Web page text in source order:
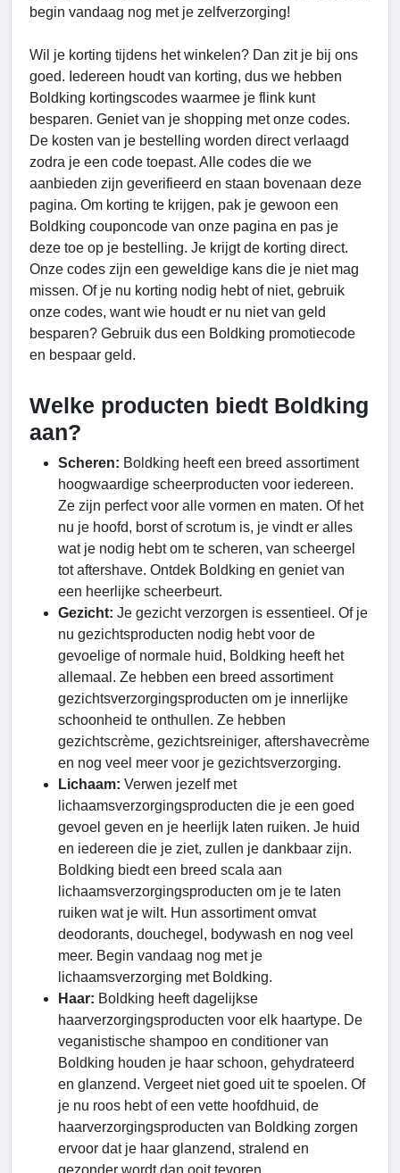
begin vandaag nog met je zelfverzorging!
Wil je korting tijdens het winkelen? Dan zit je bij ons
goed. Iedereen houdt van korting, dus we hebben
Boldking kortingscodes waarmee je flink kunt
besparen. Geniet van je shopping met onze codes.
De kosten van je bestelling worden direct verlaagd
zodra je een code toepast. Alle codes die we
aanbieden zijn geverifieerd en staan ​​bovenaan deze
pagina. Om korting te krijgen, pak je gewoon een
Boldking couponcode van onze pagina en pas je
deze toe op je bestelling. Je krijgt de korting direct.
Onze codes zijn een geweldige kans die je niet mag
missen. Of je nu korting nodig hebt of niet, gebruik
onze codes, want wie houdt er nu niet van geld
besparen? Gebruik dus een Boldking promotiecode
en bespaar geld.
Welke producten biedt Boldking
aan?
Scheren: Boldking heeft een breed assortiment
hoogwaardige scheerproducten voor iedereen.
Ze zijn perfect voor alle vormen en maten. Of het
nu je hoofd, borst of scrotum is, je vindt er alles
wat je nodig hebt om te scheren, van scheergel
tot aftershave. Ontdek Boldking en geniet van
een heerlijke scheerbeurt.
Gezicht: Je gezicht verzorgen is essentieel. Of je
nu gezichtsproducten nodig hebt voor de
gevoelige of normale huid, Boldking heeft het
allemaal. Ze hebben een breed assortiment
gezichtsverzorgingsproducten om je innerlijke
schoonheid te onthullen. Ze hebben
gezichtscrème, gezichtsreiniger, aftershavecrème
en nog veel meer voor je gezichtsverzorging.
Lichaam: Verwen jezelf met
lichaamsverzorgingsproducten die je een goed
gevoel geven en je heerlijk laten ruiken. Je huid
en iedereen die je ziet, zullen je dankbaar zijn.
Boldking biedt een breed scala aan
lichaamsverzorgingsproducten om je te laten
ruiken wat je wilt. Hun assortiment omvat
deodorants, douchegel, bodywash en nog veel
meer. Begin vandaag nog met je
lichaamsverzorging met Boldking.
Haar: Boldking heeft dagelijkse
haarverzorgingsproducten voor elk haartype. De
veganistische shampoo en conditioner van
Boldking houden je haar schoon, gehydrateerd
en glanzend. Vergeet niet goed uit te spoelen. Of
je nu roos hebt of een vette hoofdhuid, de
haarverzorgingsproducten van Boldking zorgen
ervoor dat je haar glanzend, stralend en